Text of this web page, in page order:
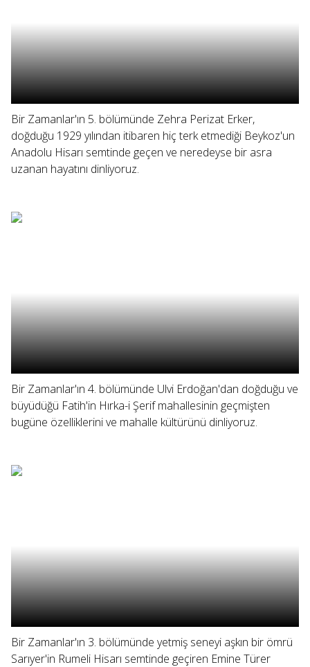
Bir Zamanlar'ın 5. bölümünde Zehra Perizat Erker,
doğduğu 1929 yılından itibaren hiç terk etmediği Beykoz'un
Anadolu Hisarı semtinde geçen ve neredeyse bir asra
uzanan hayatını dinliyoruz.
Bir Zamanlar'ın 4. bölümünde Ulvi Erdoğan'dan doğduğu ve
büyüdüğü Fatih'in Hırka-i Şerif mahallesinin geçmişten
bugüne özelliklerini ve mahalle kültürünü dinliyoruz.
Bir Zamanlar'ın 3. bölümünde yetmiş seneyi aşkın bir ömrü
Sarıyer'in Rumeli Hisarı semtinde geçiren Emine Türer